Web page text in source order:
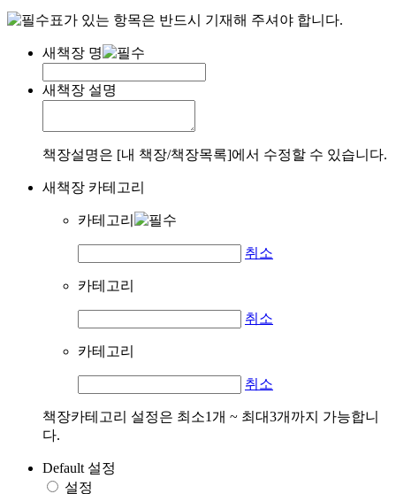
표가 있는 항목은 반드시 기재해 주셔야 합니다.
새책장 명
새책장 설명
책장설명은 [내 책장/책장목록]에서 수정할 수 있습니다.
새책장 카테고리
카테고리
취소
카테고리
취소
카테고리
취소
책장카테고리 설정은 최소1개 ~ 최대3개까지 가능합니
다.
Default 설정
설정